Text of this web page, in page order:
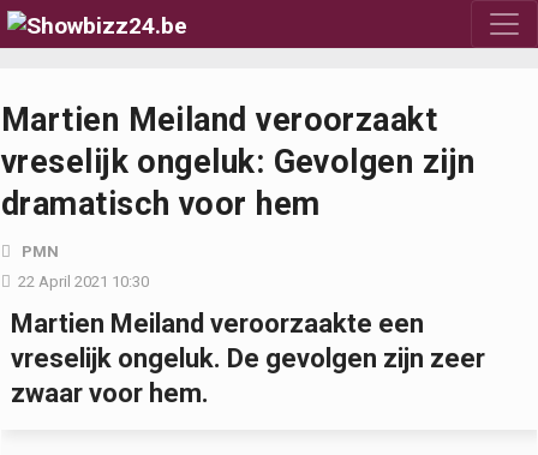
Martien Meiland veroorzaakt
vreselijk ongeluk: Gevolgen zijn
dramatisch voor hem
PMN
22 April 2021 10:30
Martien Meiland veroorzaakte een
vreselijk ongeluk. De gevolgen zijn zeer
zwaar voor hem.